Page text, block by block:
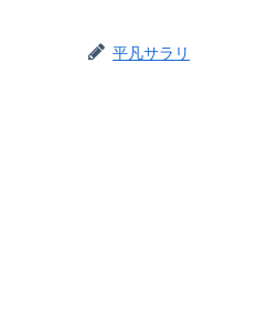
平凡サラリ